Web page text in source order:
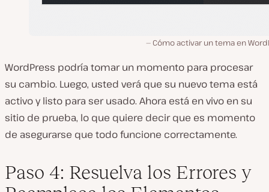
Cómo activar un tema en
WordPress podría tomar un momento para procesar
su cambio. Luego, usted verá que su nuevo tema está
activo y listo para ser usado. Ahora está en vivo en su
sitio de prueba, lo que quiere decir que es momento
de asegurarse que todo funcione correctamente.
Paso 4: Resuelva los Errores y